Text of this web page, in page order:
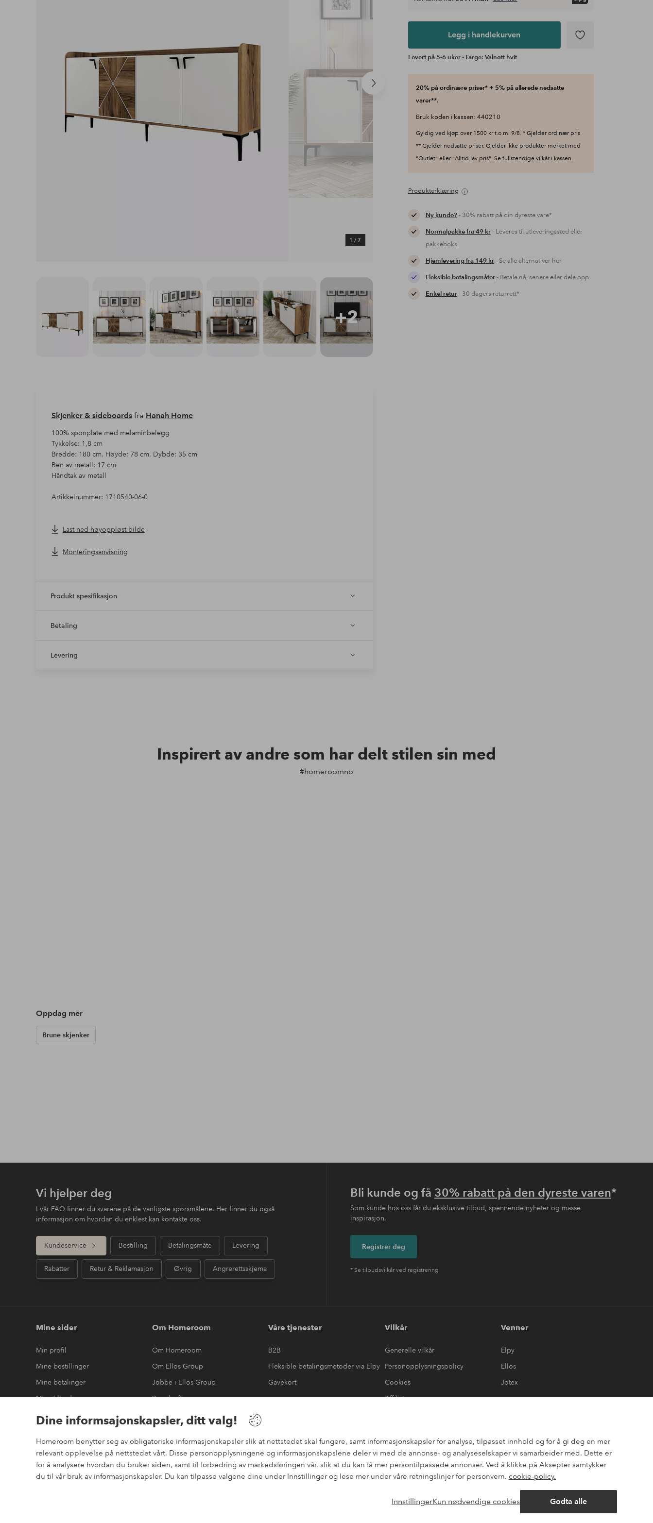
Dine informsajonskapsler, ditt valg!
Homeroom benytter seg av obligatoriske informasjonskapsler slik at nettstedet skal fungere, samt informasjonskapsler for analyse, tilpasset innhold og for å gi deg en mer
relevant opplevelse på nettstedet vårt. Disse personopplysningene og informasjonskapslene deler vi med de annonse- og analyseselskaper vi samarbeider med. Dette er
for å analysere hvordan du bruker siden, samt til forbedring av markedsføringen vår, slik at du kan få mer persontilpassede annonser. Ved å klikke på Aksepter samtykker
du til vår bruk av informasjonskapsler. Du kan tilpasse valgene dine under Innstillinger og lese mer under våre retningslinjer for personvern. cookie-policy.
Godta alle
Kun nødvendige cookies
Innstillinger
Neste
produkt
1 / 7
Legg i handlekurven
Levert på 5-6 uker - Farge: Valnøtt hvit
20% på ordinære priser* + 5% på allerede nedsatte
varer**.
Bruk koden i kassen: 440210
Gyldig ved kjøp over 1500 kr t.o.m. 9/8. * Gjelder ordinær pris.
** Gjelder nedsatte priser. Gjelder ikke produkter merket med
"Outlet" eller "Alltid lav pris". Se fullstendige vilkår i kassen.
Produkterklæring
Ny kunde?- 30% rabatt på din dyreste vare*
Normalpakke fra 49 kr- Leveres til utleveringssted eller
pakkeboks
Hjemlevering fra 149 kr- Se alle alternativer her
Fleksible betalingsmåter- Betale nå, senere eller dele opp
Enkel retur- 30 dagers returrett*
+2
Skjenker & sideboardsfra Hanah Home
100% sponplate med melaminbelegg
Tykkelse: 1,8 cm
Bredde: 180 cm. Høyde: 78 cm. Dybde: 35 cm
Ben av metall: 17 cm
Håndtak av metall
Artikkelnummer: 1710540-06-0
Last ned høyoppløst bilde
Monteringsanvisning
Produkt spesifikasjon
Betaling
Levering
Inspirert av andre som har delt stilen sin med
#homeroomno
Oppdag mer
Brune skjenker
Vi hjelper deg
I vår FAQ finner du svarene på de vanligste spørsmålene. Her finner du også
informasjon om hvordan du enklest kan kontakte oss.
Kundeservice Bestilling Betalingsmåte Levering
Rabatter Retur & Reklamasjon Øvrig Angrerettsskjema
Bli kunde og få 30% rabatt på den dyreste varen*
Som kunde hos oss får du eksklusive tilbud, spennende nyheter og masse
inspirasjon.
Registrer deg
* Se tilbudsvilkår ved registrering
Mine sider
Min profil
Mine bestillinger
Mine betalinger
Mine tilbud
Mine returer
Om Homeroom
Om Homeroom
Om Ellos Group
Jobbe i Ellos Group
Bærekraft
Tilgjengelighetserklæring
Våre tjenester
B2B
Fleksible betalingsmetoder via Elpy
Gavekort
Vilkår
Generelle vilkår
Personopplysningspolicy
Cookies
Affiliate
Venner
Elpy
Ellos
Jotex
Sikre betalinger
Vil du vite mer om våre betalingsalternativer ?elpy
InstagramFacebookPinterestYoutube